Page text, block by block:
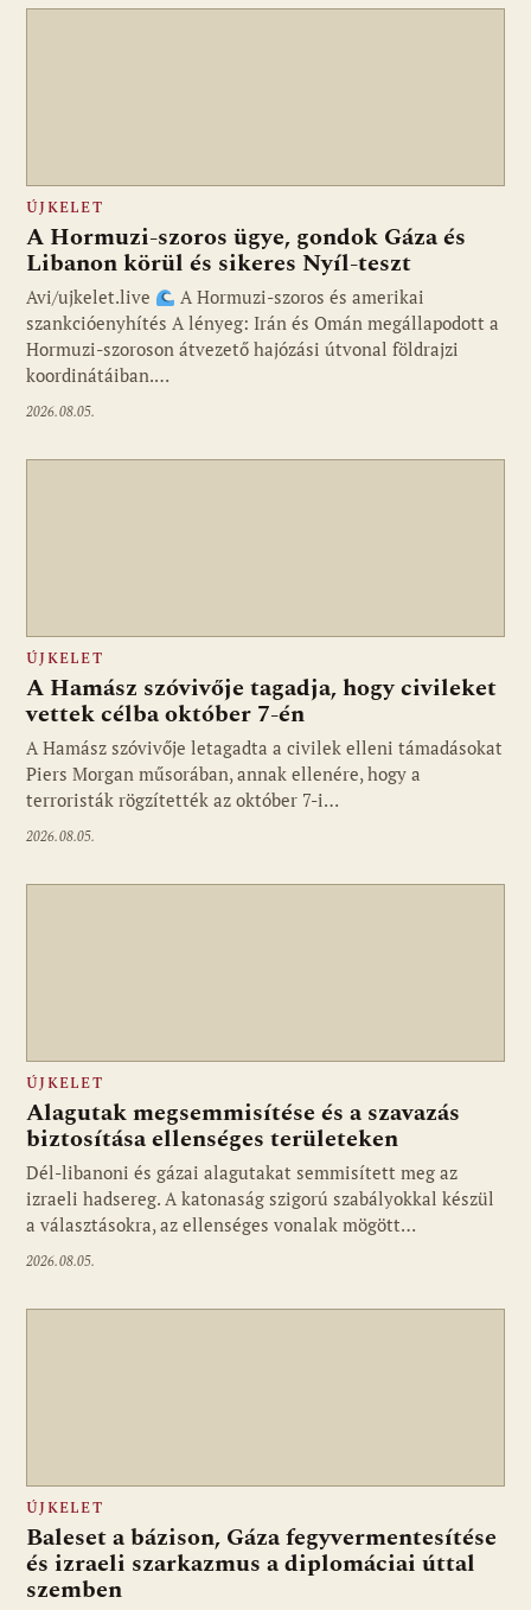
ÚJKELET
A Hormuzi-szoros ügye, gondok Gáza és
Libanon körül és sikeres Nyíl-teszt
Avi/ujkelet.live
A Hormuzi-szoros és amerikai
szankcióenyhítés A lényeg: Irán és Omán megállapodott a
Hormuzi-szoroson átvezető hajózási útvonal földrajzi
koordinátáiban.…
2026.08.05.
ÚJKELET
A Hamász szóvivője tagadja, hogy civileket
vettek célba október 7-én
A Hamász szóvivője letagadta a civilek elleni támadásokat
Piers Morgan műsorában, annak ellenére, hogy a
terroristák rögzítették az október 7-i…
2026.08.05.
ÚJKELET
Alagutak megsemmisítése és a szavazás
biztosítása ellenséges területeken
Dél-libanoni és gázai alagutakat semmisített meg az
izraeli hadsereg. A katonaság szigorú szabályokkal készül
a választásokra, az ellenséges vonalak mögött…
2026.08.05.
ÚJKELET
Baleset a bázison, Gáza fegyvermentesítése
és izraeli szarkazmus a diplomáciai úttal
szemben